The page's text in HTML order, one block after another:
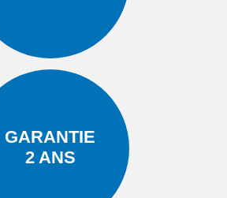
GARANTIE
2 ANS